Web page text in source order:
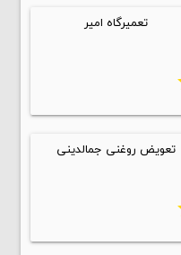
تعمیرگاه امیر
تعویض روغنی جمالدینی